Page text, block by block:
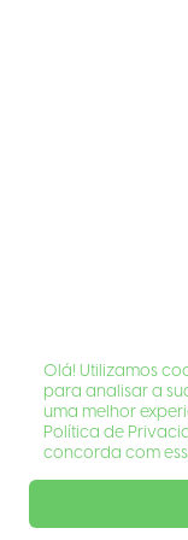
Olá! Utilizamos
para analisar a
uma melhor
Política de
concorda com